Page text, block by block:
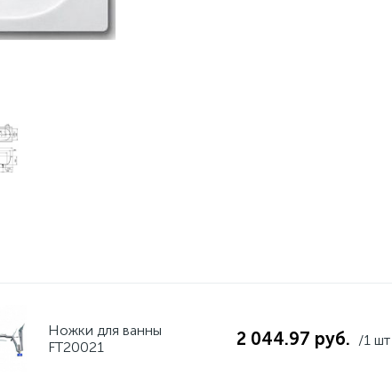
Ножки для ванны
FT20021
2 044.97 руб. /1 шт